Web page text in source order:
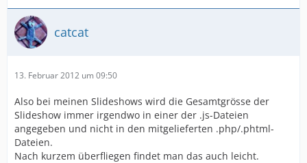
catcat
13. Februar 2012 um 09:50
Also bei meinen Slideshows wird die Gesamtgrösse der
Slideshow immer irgendwo in einer der .js-Dateien
angegeben und nicht in den mitgelieferten .php/.phtml-
Dateien.
Nach kurzem überfliegen findet man das auch leicht.